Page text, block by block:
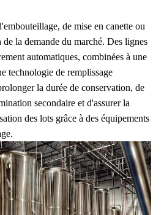
de mise en canette ou
la demande du marché. Des lignes
automatiques, combinées à une
technologie de remplissage
la durée de conservation, de
secondaire et d'assurer la
des lots grâce à des équipements